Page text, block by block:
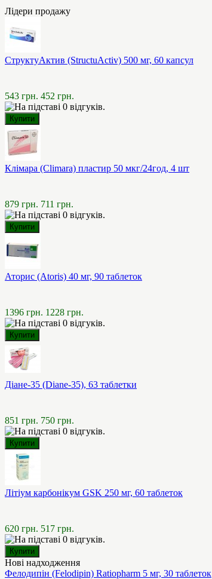
Лідери продажу
СтруктуАктив (StructuActiv) 500 мг, 60 капсул
543 грн. 452 грн.
Клімара (Climara) пластир 50 мкг/24год, 4 шт
879 грн. 711 грн.
Аторис (Atoris) 40 мг, 90 таблеток
1396 грн. 1228 грн.
Діане-35 (Diane-35), 63 таблетки
851 грн. 750 грн.
Літіум карбонікум GSK 250 мг, 60 таблеток
620 грн. 517 грн.
Нові надходження
Фелодипін (Felodipin) Ratiopharm 5 мг, 30 таблеток